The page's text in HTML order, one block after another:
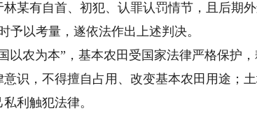
某有自首、初犯、认罪认罚情节，且后期外
予以考量，遂依法作出上述判决。
农为本”，基本农田受国家法律严格保护，
识，不得擅自占用、改变基本农田用途；
利触犯法律。